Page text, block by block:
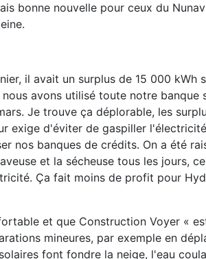
bonne nouvelle pour ceux du
il avait un surplus de 15 000 kWh
avons utilisé toute notre banque
Je trouve ça déplorable, les
exige d'éviter de gaspiller
nos banques de crédits. On a été
et la sécheuse tous les jours,
Ça fait moins de profit pour
et que Construction Voyer «
mineures, par exemple en
font fondre la neige, l'eau